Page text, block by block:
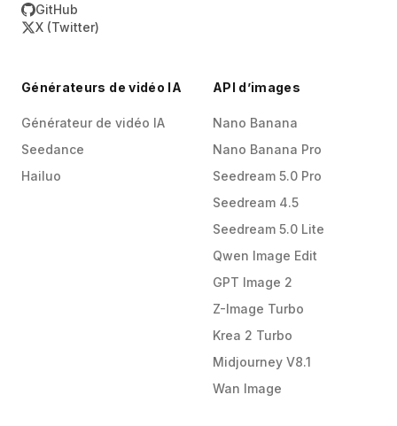
GitHub
X (Twitter)
Générateurs de vidéo IA
Générateur de vidéo IA
Seedance
Hailuo
API d’images
Nano Banana
Nano Banana Pro
Seedream 5.0 Pro
Seedream 4.5
Seedream 5.0 Lite
Qwen Image Edit
GPT Image 2
Z-Image Turbo
Krea 2 Turbo
Midjourney V8.1
Wan Image